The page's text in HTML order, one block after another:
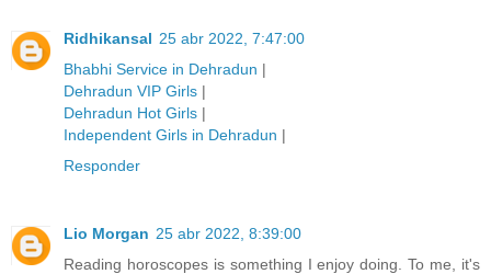
Ridhikansal 25 abr 2022, 7:47:00
Bhabhi Service in Dehradun |
Dehradun VIP Girls |
Dehradun Hot Girls |
Independent Girls in Dehradun |
Responder
Lio Morgan 25 abr 2022, 8:39:00
Reading horoscopes is something I enjoy doing. To me, it's